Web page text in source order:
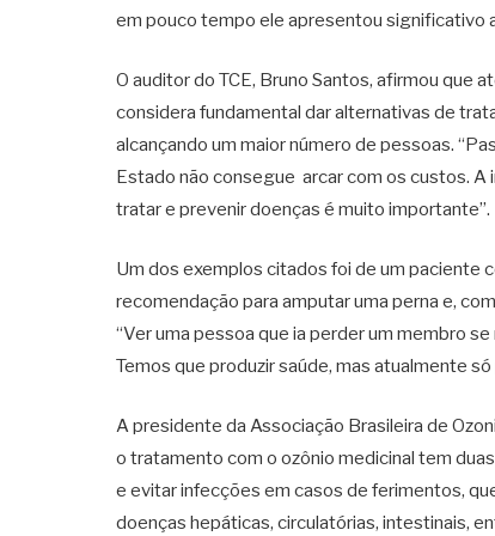
em pouco tempo ele apresentou significativo
O auditor do TCE, Bruno Santos, afirmou que
considera fundamental dar alternativas de
alcançando um maior número de pessoas.
Estado não consegue arcar com os custos.
tratar e prevenir doenças é muito importante”.
Um dos exemplos citados foi de um paciente
recomendação para amputar uma perna e,
“Ver uma pessoa que ia perder um membro
Temos que produzir saúde, mas atualmente
A presidente da Associação Brasileira de
o tratamento com o ozônio medicinal tem
e evitar infecções em casos de ferimentos,
doenças hepáticas, circulatórias, intestinais,